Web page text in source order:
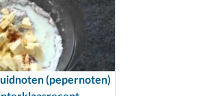
(pepernoten)